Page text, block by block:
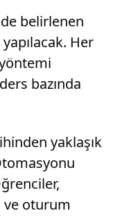
belirlenen
Her
bazında
yaklaşık
ve oturum